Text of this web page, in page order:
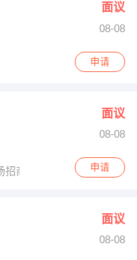
面议
08-08
申请
面议
08-08
招商中心
申请
面议
08-08